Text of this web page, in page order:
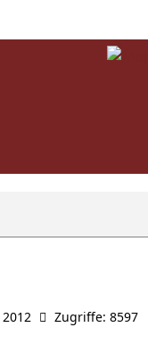
Zugriffe: 8597